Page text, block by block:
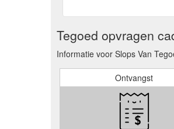
Tegoed opvragen
Informatie voor Slops Van
Ontvangst